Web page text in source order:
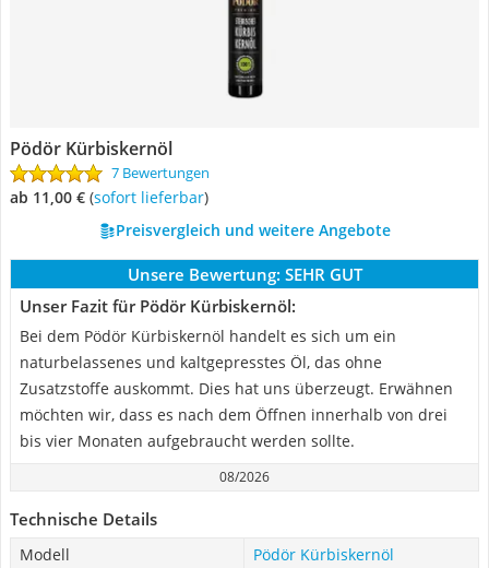
Pödör Kürbiskernöl
7 Bewertungen
ab 11,00 € ( Sofort lieferbar)
Preisvergleich und weitere Angebote
Unsere Bewertung: SEHR GUT
Unser Fazit für Pödör Kürbiskernöl:
Bei dem Pödör Kürbiskernöl handelt es sich um ein
naturbelassenes und kaltgepresstes Öl, das ohne
Zusatzstoffe auskommt. Dies hat uns überzeugt. Erwähnen
möchten wir, dass es nach dem Öffnen innerhalb von drei
bis vier Monaten aufgebraucht werden sollte.
08/2026
Technische Details
Modell
Pödör Kürbiskernöl